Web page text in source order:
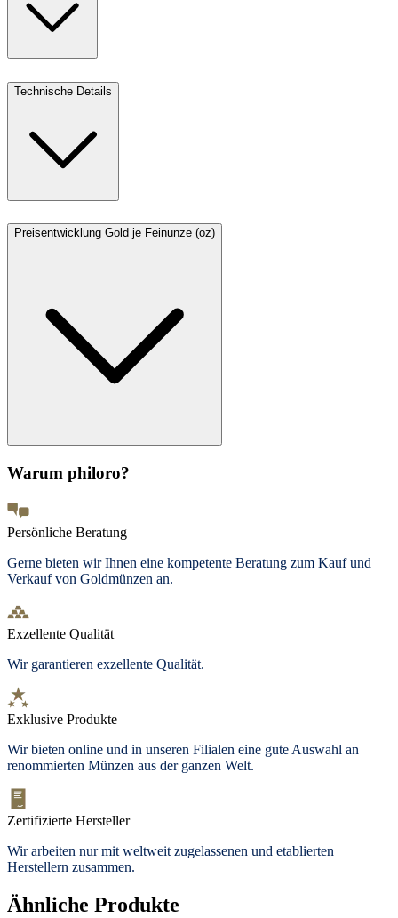
Technische Details
Preisentwicklung Gold je Feinunze (oz)
Warum philoro?
Persönliche Beratung
Gerne bieten wir Ihnen eine kompetente Beratung zum Kauf und
Verkauf von Goldmünzen an.
Exzellente Qualität
Wir garantieren exzellente Qualität.
Exklusive Produkte
Wir bieten online und in unseren Filialen eine gute Auswahl an
renommierten Münzen aus der ganzen Welt.
Zertifizierte Hersteller
Wir arbeiten nur mit weltweit zugelassenen und etablierten
Herstellern zusammen.
Ähnliche Produkte